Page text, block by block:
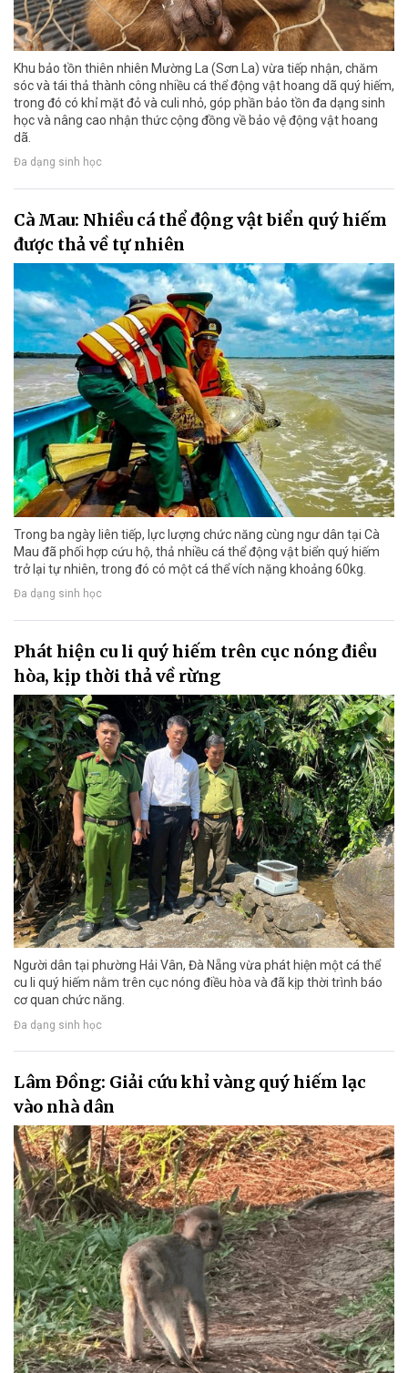
Khu bảo tồn thiên nhiên Mường La (Sơn La) vừa tiếp nhận, chăm
sóc và tái thả thành công nhiều cá thể động vật hoang dã quý hiếm,
trong đó có khỉ mặt đỏ và culi nhỏ, góp phần bảo tồn đa dạng sinh
học và nâng cao nhận thức cộng đồng về bảo vệ động vật hoang
dã.
Đa dạng sinh học
Cà Mau: Nhiều cá thể động vật biển quý hiếm
được thả về tự nhiên
Trong ba ngày liên tiếp, lực lượng chức năng cùng ngư dân tại Cà
Mau đã phối hợp cứu hộ, thả nhiều cá thể động vật biển quý hiếm
trở lại tự nhiên, trong đó có một cá thể vích nặng khoảng 60kg.
Đa dạng sinh học
Phát hiện cu li quý hiếm trên cục nóng điều
hòa, kịp thời thả về rừng
Người dân tại phường Hải Vân, Đà Nẵng vừa phát hiện một cá thể
cu li quý hiếm nằm trên cục nóng điều hòa và đã kịp thời trình báo
cơ quan chức năng.
Đa dạng sinh học
Lâm Đồng: Giải cứu khỉ vàng quý hiếm lạc
vào nhà dân